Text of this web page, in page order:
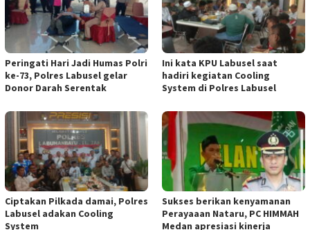
Peringati Hari Jadi Humas Polri
ke-73, Polres Labusel gelar
Donor Darah Serentak
Ini kata KPU Labusel saat
hadiri kegiatan Cooling
System di Polres Labusel
Ciptakan Pilkada damai, Polres
Labusel adakan Cooling
System
Sukses berikan kenyamanan
Perayaaan Nataru, PC HIMMAH
Medan apresiasi kinerja